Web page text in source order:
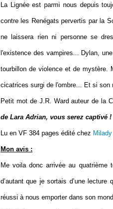
La Lignée est parmi nous depuis
contre les Renégats pervertis par la
ne laissera rien ni personne se
l'existence des vampires... Dylan,
tourbillon de violence et de mystère.
cicatrices surgi de l'ombre... Et si son
Petit mot de J.R. Ward auteur de la
de Lara Adrian, vous serez captivé !
Lu en VF 384 pages édité chez Milady
Mon avis :
Me voila donc arrivée au
d’autant que je sortais d’une
réussi à nous emporter dans son